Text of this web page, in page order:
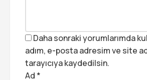
Daha sonraki yorumlarımda
adım, e-posta adresim ve site
tarayıcıya kaydedilsin.
Ad *